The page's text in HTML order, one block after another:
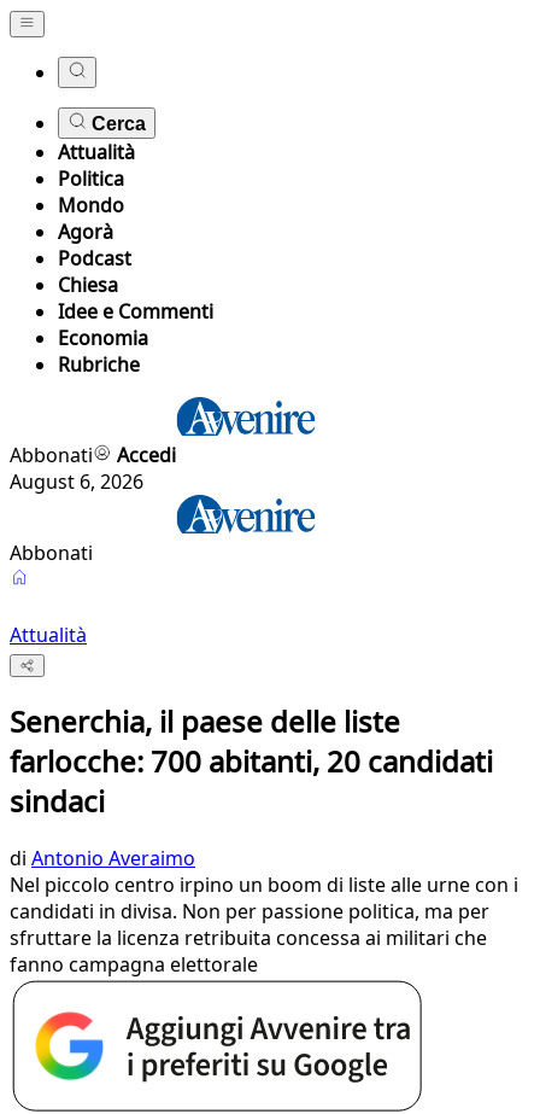
Cerca
Attualità
Politica
Mondo
Agorà
Podcast
Chiesa
Idee e Commenti
Economia
Rubriche
Abbonati
Accedi
August 6, 2026
Abbonati
Attualità
Senerchia, il paese delle liste
farlocche: 700 abitanti, 20 candidati
sindaci
di Antonio Averaimo
Nel piccolo centro irpino un boom di liste alle urne con i
candidati in divisa. Non per passione politica, ma per
sfruttare la licenza retribuita concessa ai militari che
fanno campagna elettorale